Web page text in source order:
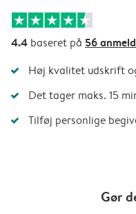
4.4 baseret på 56
Høj kvalitet udskrift
Det tager maks. 15
Tilføj personlige
Gør